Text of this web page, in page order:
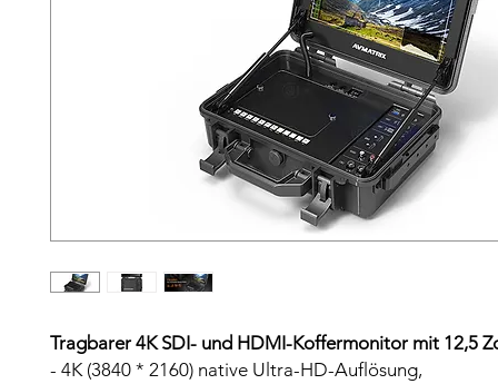
Tragbarer 4K SDI- und HDMI-Koffermonitor mit 12,5
- 4K (3840 * 2160) native Ultra-HD-Auflösung,